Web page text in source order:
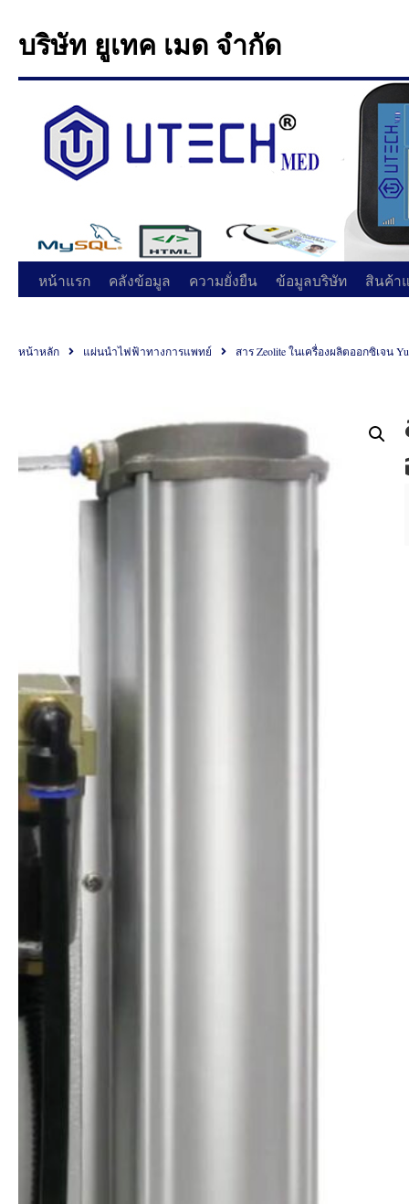
บริษัท ยูเทค เมด จำกัด
หน้าแรก คลังข้อมูล ความยั่งยืน ข้อมูลบริษัท สินค้า
หน้าหลัก แผ่นนำไฟฟ้าทางการแพทย์ สาร Zeolite ในเครื่องผลิตออกซิเจน